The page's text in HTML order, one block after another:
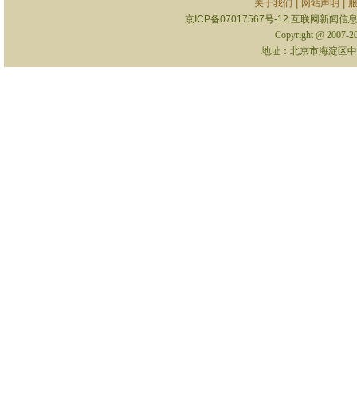
关于我们 网站声明
京ICP备07017567号-12 互联网新闻信
Copyright @ 2007-
地址：北京市海淀区